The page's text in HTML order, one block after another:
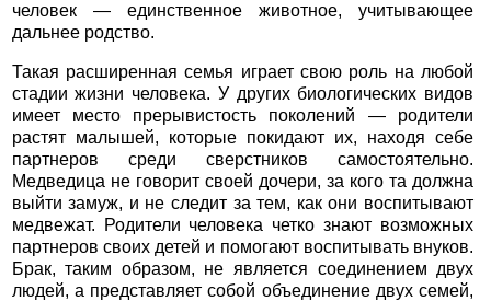
человек — единственное животное, учитывающее
дальнее родство.
Такая расширенная семья играет свою роль на любой
стадии жизни человека. У других биологических видов
имеет место прерывистость поколений — родители
растят малышей, которые покидают их, находя себе
партнеров среди сверстников самостоятельно.
Медведица не говорит своей дочери, за кого та должна
выйти замуж, и не следит за тем, как они воспитывают
медвежат. Родители человека четко знают возможных
партнеров своих детей и помогают воспитывать внуков.
Брак, таким образом, не является соединением двух
людей, а представляет собой объединение двух семей,